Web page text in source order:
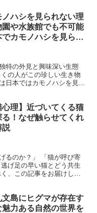
ノハシを見られない理
園や水族館でも不可能
カモノハシを見られ
特の外見と興味深い生態
の人がこの珍しい生き物
日本ではカモノハシを見る
心理】近づいてくる猫
！なぜ触らせてくれ
説
るのか？」 「猫が呼び寄
げ足の早い猫とどう共生
、この記事をお届けしま
文島にヒグマが存在す
力ある自然の世界を